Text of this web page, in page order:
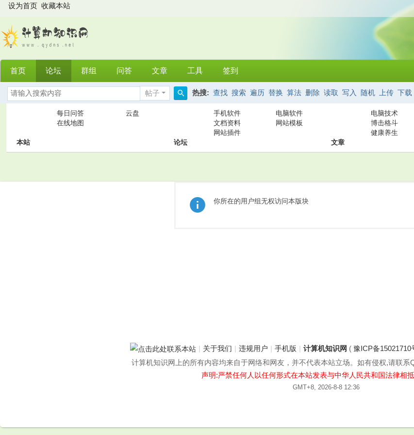
设为首页 收藏本站
首页 论坛 群组 问答 文章 工具 签到
帖子 热搜: 查找 搜索 遍历 替换 算法 删除 读取 写入 随机 上传 下载
本站
每日问答
云盘
在线地图
论坛
手机软件
电脑软件
文档资料
网站模板
网站插件
文章
电脑技术
博击格斗
健康养生
你所在的用户组无权访问本版块
关于我们 违规用户 手机版 计算机知识网 (豫ICP备15021710
计算机知识网上的所有内容均来自于网络和网友，并不代表本站立场。如有侵权,请联系
声明:严禁任何人以任何形式在本站发表与中华人民共和国法律相抵
GMT+8, 2026-8-8 12:36